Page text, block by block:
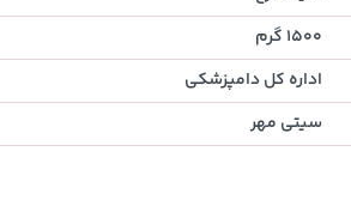
1500 گرم
اداره کل دامپزشکی
سیتی مهر